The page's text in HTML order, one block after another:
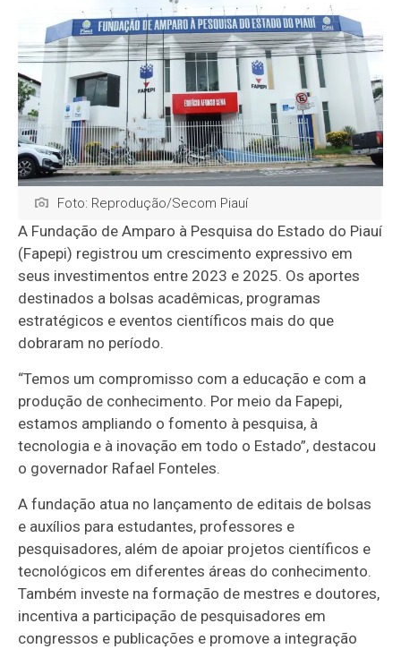
Foto: Reprodução/Secom Piauí
A Fundação de Amparo à Pesquisa do Estado do Piauí
(Fapepi) registrou um crescimento expressivo em
seus investimentos entre 2023 e 2025. Os aportes
destinados a bolsas acadêmicas, programas
estratégicos e eventos científicos mais do que
dobraram no período.
“Temos um compromisso com a educação e com a
produção de conhecimento. Por meio da Fapepi,
estamos ampliando o fomento à pesquisa, à
tecnologia e à inovação em todo o Estado”, destacou
o governador Rafael Fonteles.
A fundação atua no lançamento de editais de bolsas
e auxílios para estudantes, professores e
pesquisadores, além de apoiar projetos científicos e
tecnológicos em diferentes áreas do conhecimento.
Também investe na formação de mestres e doutores,
incentiva a participação de pesquisadores em
congressos e publicações e promove a integração